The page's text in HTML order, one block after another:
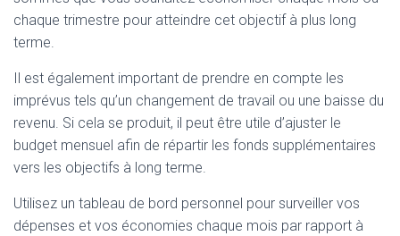
chaque trimestre pour atteindre cet objectif à plus long
terme.
Il est également important de prendre en compte les
imprévus tels qu’un changement de travail ou une baisse du
revenu. Si cela se produit, il peut être utile d’ajuster le
budget mensuel afin de répartir les fonds supplémentaires
vers les objectifs à long terme.
Utilisez un tableau de bord personnel pour surveiller vos
dépenses et vos économies chaque mois par rapport à